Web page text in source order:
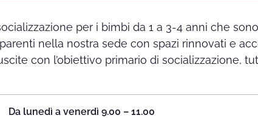
per i bimbi da 1 a 3-4 anni che
nella nostra sede con spazi rinnovati e
con l’obiettivo primario di socializzazione,
Da lunedì a venerdì 9.00 – 11.00